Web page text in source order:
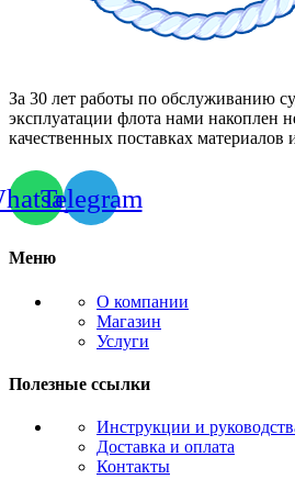
За 30 лет работы по обслуживанию
эксплуатации флота нами накоплен
качественных поставках материалов
Telegram
Меню
О компании
Магазин
Услуги
Полезные ссылки
Инструкции и
Доставка и оплата
Контакты